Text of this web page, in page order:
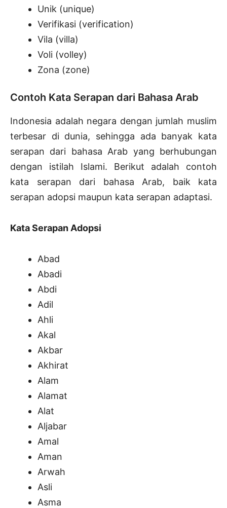
Unik (unique)
Verifikasi (verification)
Vila (villa)
Voli (volley)
Zona (zone)
Contoh Kata Serapan dari Bahasa Arab
Indonesia adalah negara dengan jumlah muslim
terbesar di dunia, sehingga ada banyak kata
serapan dari bahasa Arab yang berhubungan
dengan istilah Islami. Berikut adalah contoh
kata serapan dari bahasa Arab, baik kata
serapan adopsi maupun kata serapan adaptasi.
Kata Serapan Adopsi
Abad
Abadi
Abdi
Adil
Ahli
Akal
Akbar
Akhirat
Alam
Alamat
Alat
Aljabar
Amal
Aman
Arwah
Asli
Asma